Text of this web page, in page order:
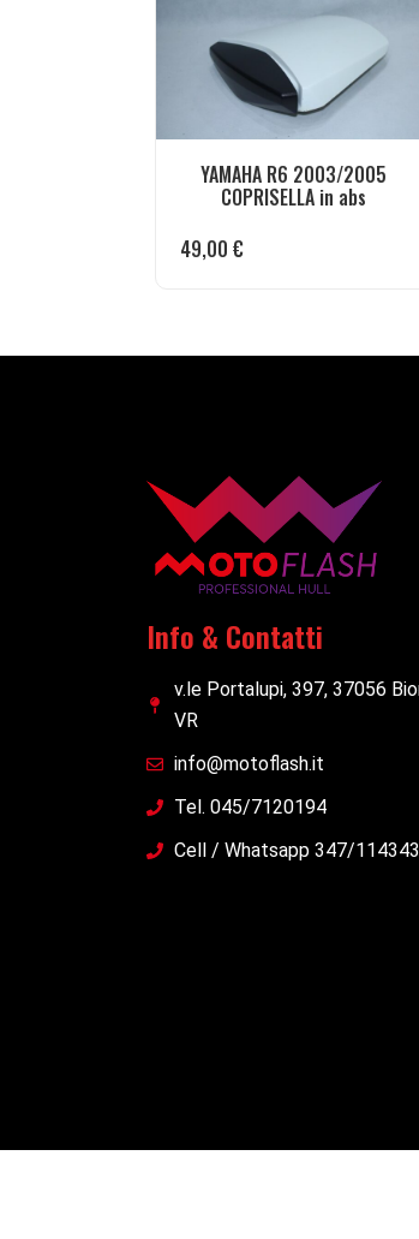
YAMAHA R6 2003/2005
COPRISELLA in abs
49,00 €
Info & Contatti
v.le Portalupi, 397, 37056
VR
info@motoflash.it
Tel. 045/7120194
Cell / Whatsapp 347/